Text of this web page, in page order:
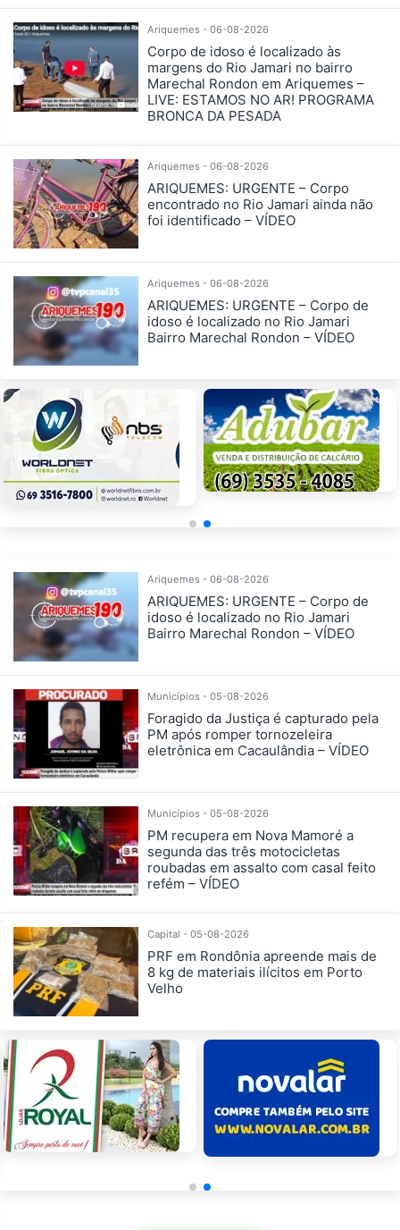
Ariquemes - 06-08-2026
Corpo de idoso é localizado às
margens do Rio Jamari no bairro
Marechal Rondon em Ariquemes –
LIVE: ESTAMOS NO AR! PROGRAMA
BRONCA DA PESADA
Ariquemes - 06-08-2026
ARIQUEMES: URGENTE – Corpo
encontrado no Rio Jamari ainda não
foi identificado – VÍDEO
Ariquemes - 06-08-2026
ARIQUEMES: URGENTE – Corpo de
idoso é localizado no Rio Jamari
Bairro Marechal Rondon – VÍDEO
Ariquemes - 06-08-2026
ARIQUEMES: URGENTE – Corpo de
idoso é localizado no Rio Jamari
Bairro Marechal Rondon – VÍDEO
Municípios - 05-08-2026
Foragido da Justiça é capturado pela
PM após romper tornozeleira
eletrônica em Cacaulândia – VÍDEO
Municípios - 05-08-2026
PM recupera em Nova Mamoré a
segunda das três motocicletas
roubadas em assalto com casal feito
refém – VÍDEO
Capital - 05-08-2026
PRF em Rondônia apreende mais de
8 kg de materiais ilícitos em Porto
Velho